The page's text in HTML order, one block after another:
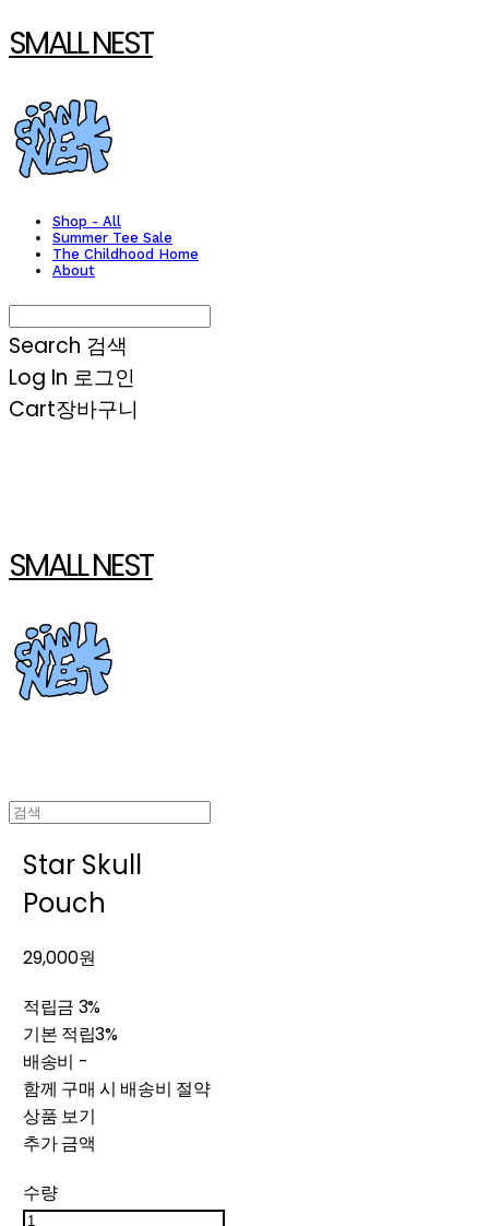
SMALL NEST
Shop - All
Summer Tee Sale
The Childhood Home
About
Search 검색
Log In 로그인
Cart장바구니
SMALL NEST
Star Skull
Pouch
29,000원
적립금 3%
기본 적립3%
배송비 -
함께 구매 시 배송비 절약
상품 보기
추가 금액
수량